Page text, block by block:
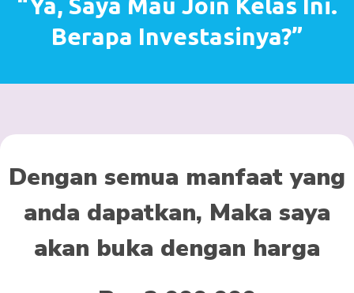
“Ya, Saya Mau Join Kelas Ini.
Berapa Investasinya?”
Dengan semua manfaat yang
anda dapatkan, Maka saya
akan buka dengan harga